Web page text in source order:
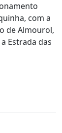
com a
de Almourol,
Estrada das